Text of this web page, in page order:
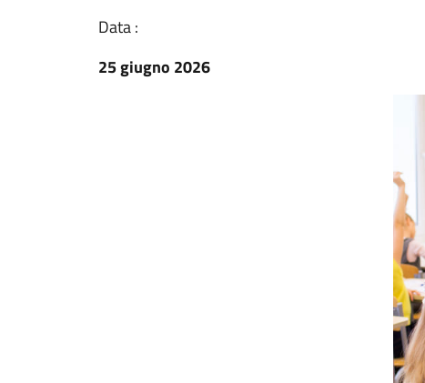
Data :
25 giugno 2026